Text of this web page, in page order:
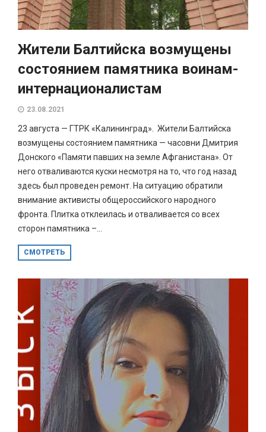
Жители Балтийска возмущены
состоянием памятника воинам-
интернационалистам
23.08.2021
23 августа — ГТРК «Калининград». Жители Балтийска
возмущены состоянием памятника — часовни Дмитрия
Донского «Памяти павших на земле Афганистана». От
него отваливаются куски несмотря на то, что год назад
здесь был проведен ремонт. На ситуацию обратили
внимание активисты общероссийского народного
фронта. Плитка отклеилась и отваливается со всех
сторон памятника –...
СМОТРЕТЬ